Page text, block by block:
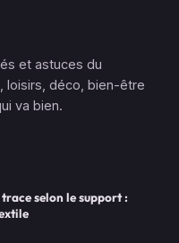
et astuces du
loisirs, déco, bien-être
va bien.
selon le support :